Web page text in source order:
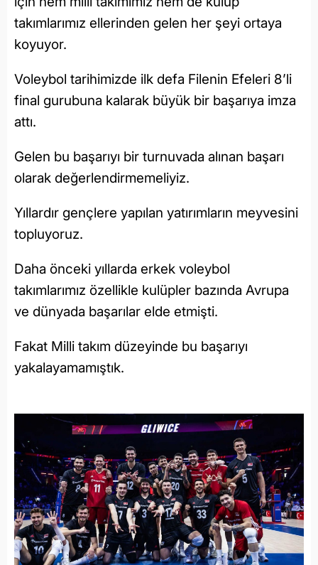
takımlarımız ellerinden gelen her şeyi ortaya
koyuyor.
Voleybol tarihimizde ilk defa Filenin Efeleri 8’li
final gurubuna kalarak büyük bir başarıya imza
attı.
Gelen bu başarıyı bir turnuvada alınan başarı
olarak değerlendirmemeliyiz.
Yıllardır gençlere yapılan yatırımların meyvesini
topluyoruz.
Daha önceki yıllarda erkek voleybol
takımlarımız özellikle kulüpler bazında Avrupa
ve dünyada başarılar elde etmişti.
Fakat Milli takım düzeyinde bu başarıyı
yakalayamamıştık.